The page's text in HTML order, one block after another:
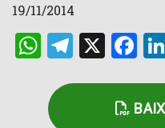
19/11/2014
X